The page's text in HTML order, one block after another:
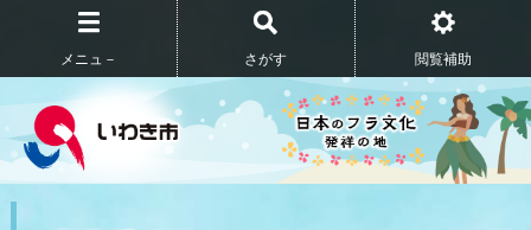
メニュ－ さがす 閲覧補助